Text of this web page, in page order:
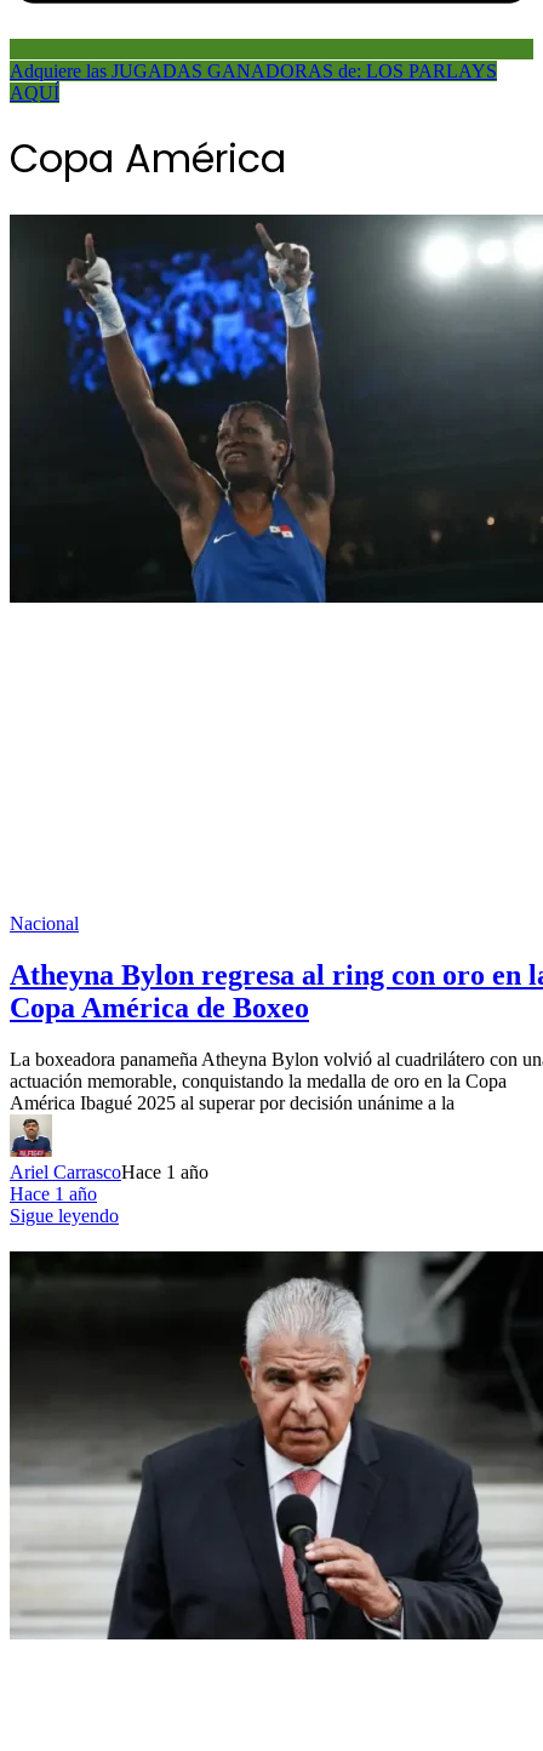
Adquiere las JUGADAS GANADORAS de: LOS PARLAYS
AQUÍ
Copa América
Nacional
Atheyna Bylon regresa al ring con oro en
Copa América de Boxeo
La boxeadora panameña Atheyna Bylon volvió al cuadrilátero con
actuación memorable, conquistando la medalla de oro en la Copa
América Ibagué 2025 al superar por decisión unánime a la
Ariel CarrascoHace 1 año
Hace 1 año
Sigue leyendo